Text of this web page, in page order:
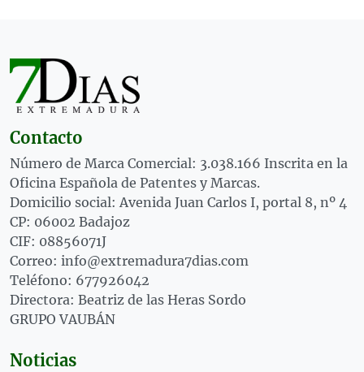
Contacto
Número de Marca Comercial: 3.038.166 Inscrita en la
Oficina Española de Patentes y Marcas.
Domicilio social: Avenida Juan Carlos I, portal 8, nº 4
CP: 06002 Badajoz
CIF: 08856071J
Correo: info@extremadura7dias.com
Teléfono: 677926042
Directora: Beatriz de las Heras Sordo
GRUPO VAUBÁN
Noticias